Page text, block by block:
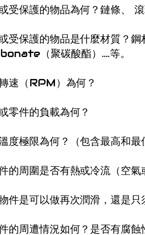
受保護的物品為何？鏈條、
受保護的物品是什麼材質？
（聚碳酸酯）….等。
速（RPM）為何？
零件的負載為何？
度極限為何？（包含最高和
的周圍是否有熱或冷流（空
件是可以做再次潤滑，還是
的周遭情況如何？是否有腐